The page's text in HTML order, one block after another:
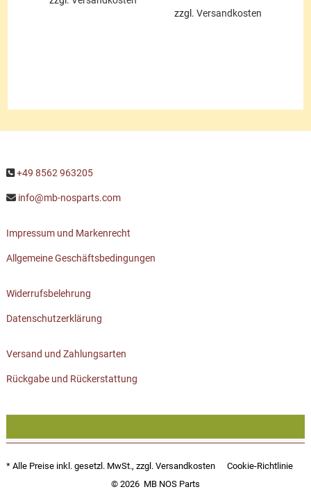
zzgl. Versandkosten
+49 8562 963205
info@mb-nosparts.com
Impressum und Markenrecht
Allgemeine Geschäftsbedingungen
Widerrufsbelehrung
Datenschutzerklärung
Versand und Zahlungsarten
Rückgabe und Rückerstattung
* Alle Preise inkl. gesetzl. MwSt., zzgl. Versandkosten
Cookie-Richtlinie
© 2026 MB NOS Parts